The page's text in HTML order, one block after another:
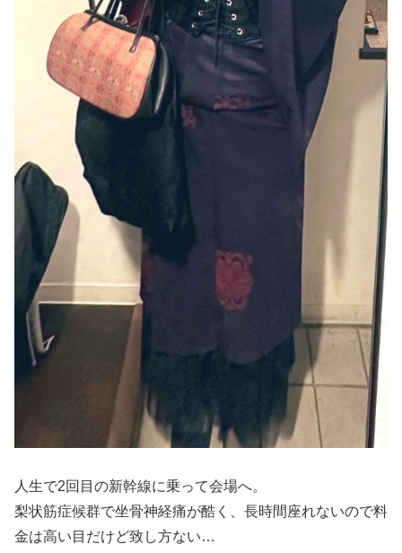
人生で2回目の新幹線に乗って会場へ。
梨状筋症候群で坐骨神経痛が酷く、長時間座れないので料
金は高い目だけど致し方ない…